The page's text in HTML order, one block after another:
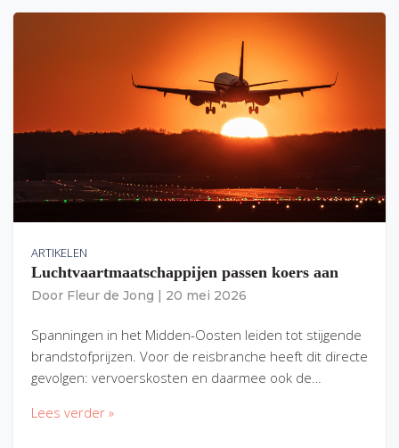
ARTIKELEN
Luchtvaartmaatschappijen passen koers aan
Door Fleur de Jong 20 mei 2026
Spanningen in het Midden-Oosten leiden tot stijgende
brandstofprijzen. Voor de reisbranche heeft dit directe
gevolgen: vervoerskosten en daarmee ook de…
Lees verder »